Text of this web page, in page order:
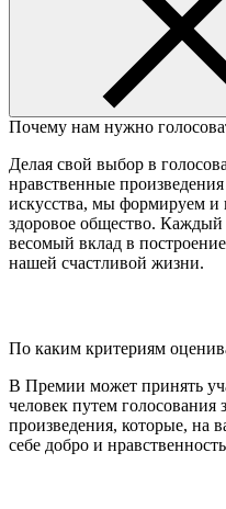
Почему нам нужно
Делая свой выбор в
нравственные
искусства, мы формируем
здоровое общество. Каждый
весомый вклад в
нашей счастливой жизни.
По каким критериям
В Премии может принять
человек путем голосования
произведения, которые, на
себе добро и